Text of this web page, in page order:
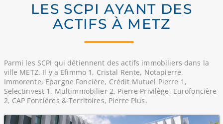
LES SCPI AYANT DES
ACTIFS À METZ
Parmi les SCPI qui détiennent des actifs immobiliers dans la
ville METZ. Il y a Efimmo 1, Cristal Rente, Notapierre,
Immorente, Epargne Foncière, Crédit Mutuel Pierre 1,
Selectinvest 1, Multimmobilier 2, Pierre Privilège, Eurofoncière
2, CAP Foncières & Territoires, Pierre Plus.